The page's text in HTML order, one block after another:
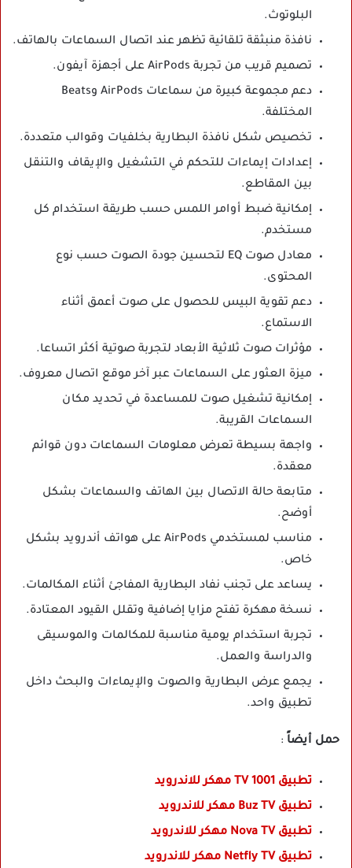
البلوتوث.
نافذة منبثقة تلقائية تظهر عند اتصال السماعات بالهاتف.
تصميم قريب من تجربة AirPods على أجهزة آيفون.
دعم مجموعة كبيرة من سماعات AirPods وBeats
المختلفة.
تخصيص شكل نافذة البطارية بخلفيات وقوالب متعددة.
إعدادات إيماءات للتحكم في التشغيل والإيقاف والتنقل
بين المقاطع.
إمكانية ضبط أوامر اللمس حسب طريقة استخدام كل
مستخدم.
معادل صوت EQ لتحسين جودة الصوت حسب نوع
المحتوى.
دعم تقوية البيس للحصول على صوت أعمق أثناء
الاستماع.
مؤثرات صوت ثلاثية الأبعاد لتجربة صوتية أكثر اتساعا.
ميزة العثور على السماعات عبر آخر موقع اتصال معروف.
إمكانية تشغيل صوت للمساعدة في تحديد مكان
السماعات القريبة.
واجهة بسيطة تعرض معلومات السماعات دون قوائم
معقدة.
متابعة حالة الاتصال بين الهاتف والسماعات بشكل
أوضح.
مناسب لمستخدمي AirPods على هواتف أندرويد بشكل
خاص.
يساعد على تجنب نفاد البطارية المفاجئ أثناء المكالمات.
نسخة مهكرة تفتح مزايا إضافية وتقلل القيود المعتادة.
تجربة استخدام يومية مناسبة للمكالمات والموسيقى
والدراسة والعمل.
يجمع عرض البطارية والصوت والإيماءات والبحث داخل
تطبيق واحد.
حمل أيضاً :
تطبيق 1001 TV مهكر للاندرويد
تطبيق Buz TV مهكر للاندرويد
تطبيق Nova TV مهكر للاندرويد
تطبيق Netfly TV مهكر للاندرويد